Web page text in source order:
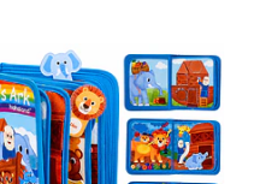
Ver detalles